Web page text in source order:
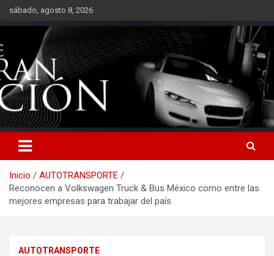
Saltarsábado, agosto 8, 2026
Inicio
AUTOTRANSPORTE
Reconocen a Volkswagen Truck & Bus México como entre las
mejores empresas para trabajar del país
AUTOTRANSPORTE